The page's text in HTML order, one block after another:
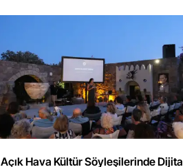
Açık Hava Kültür Söyleşilerinde